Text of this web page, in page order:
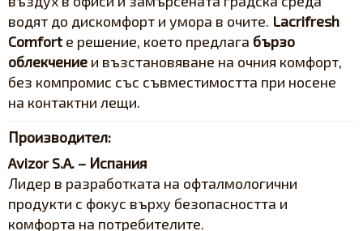
водят до дискомфорт и умора в очите. Lacrifresh
Comfortе решение, което предлага бързо
облекчение и възстановяване на очния комфорт,
без компромис със съвместимостта при носене
на контактни лещи.
Производител:
Avizor S.A. – Испания
Лидер в разработката на офталмологични
продукти с фокус върху безопасността и
комфорта на потребителите.